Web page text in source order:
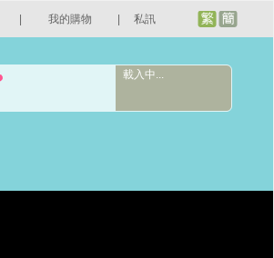
我的購物 私訊
載入中...